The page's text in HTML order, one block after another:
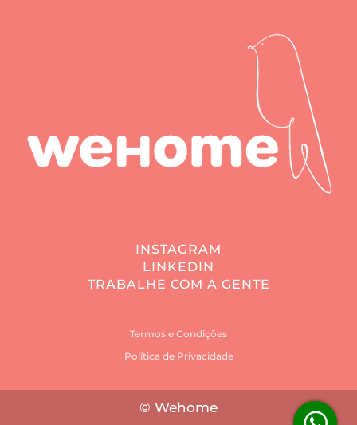
Termos e Condições
Política de Privacidade
INSTAGRAM
LINKEDIN
TRABALHE COM A GENTE
© Wehome